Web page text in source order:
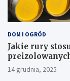
DOM I OGRÓD
Jakie rury
14 grudnia, 2025